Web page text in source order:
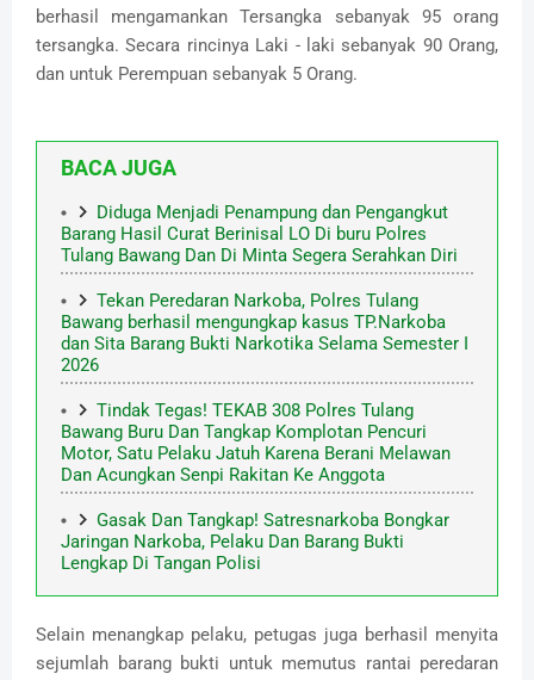
berhasil mengamankan Tersangka sebanyak 95 orang
tersangka. Secara rincinya Laki - laki sebanyak 90 Orang,
dan untuk Perempuan sebanyak 5 Orang.
BACA JUGA
Diduga Menjadi Penampung dan Pengangkut
Barang Hasil Curat Berinisal LO Di buru Polres
Tulang Bawang Dan Di Minta Segera Serahkan Diri
Tekan Peredaran Narkoba, Polres Tulang
Bawang berhasil mengungkap kasus TP.Narkoba
dan Sita Barang Bukti Narkotika Selama Semester I
2026
Tindak Tegas! TEKAB 308 Polres Tulang
Bawang Buru Dan Tangkap Komplotan Pencuri
Motor, Satu Pelaku Jatuh Karena Berani Melawan
Dan Acungkan Senpi Rakitan Ke Anggota
Gasak Dan Tangkap! Satresnarkoba Bongkar
Jaringan Narkoba, Pelaku Dan Barang Bukti
Lengkap Di Tangan Polisi
Selain menangkap pelaku, petugas juga berhasil menyita
sejumlah barang bukti untuk memutus rantai peredaran